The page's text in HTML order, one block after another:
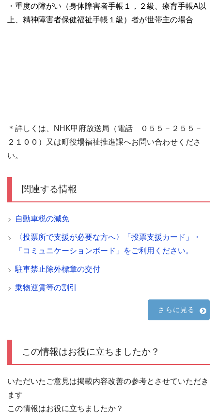
・重度の障がい（身体障害者手帳１，２級、療育手帳A以
上、精神障害者保健福祉手帳１級）者が世帯主の場合
＊詳しくは、NHK甲府放送局（電話 ０５５－２５５－
２１００）又は町役場福祉推進課へお問い合わせくださ
い。
関連する情報
自動車税の減免
〈投票所で支援が必要な方へ〉「投票支援カード」・
「コミュニケーションボード」をご利用ください。
駐車禁止除外標章の交付
乗物運賃等の割引
さらに見る
この情報はお役に立ちましたか？
いただいたご意見は掲載内容改善の参考とさせていただき
ます
この情報はお役に立ちましたか？